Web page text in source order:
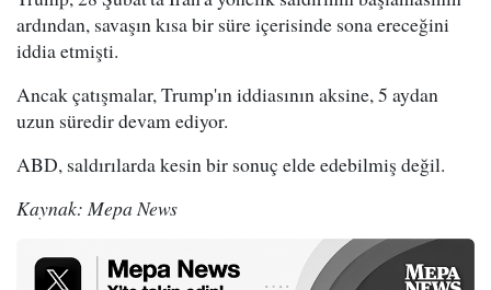
ardından, savaşın kısa bir süre içerisinde sona ereceğini
iddia etmişti.
Ancak çatışmalar, Trump'ın iddiasının aksine, 5 aydan
uzun süredir devam ediyor.
ABD, saldırılarda kesin bir sonuç elde edebilmiş değil.
Kaynak: Mepa News